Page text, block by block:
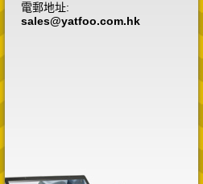
電郵地址:
sales@yatfoo.com.hk